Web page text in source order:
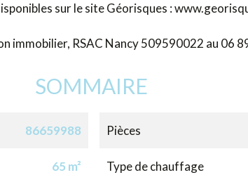
sur le site Géorisques :
immobilier, RSAC Nancy 509590022 au 06
SOMMAIRE
86659988 Pièces
65 m² Type de chauffage